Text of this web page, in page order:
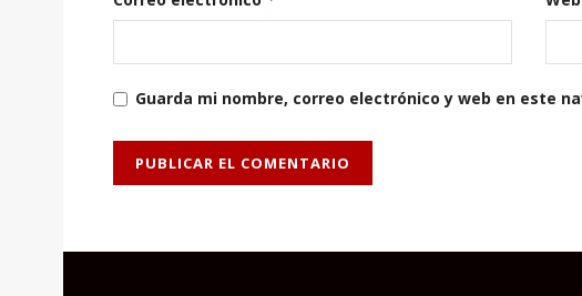
Guarda mi nombre, correo electrónico y web en este